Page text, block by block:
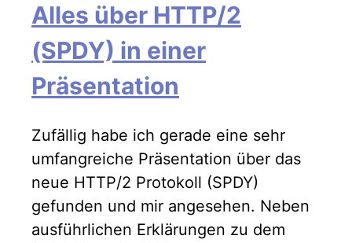
Alles über HTTP/2
(SPDY) in einer
Präsentation
Zufällig habe ich gerade eine sehr
umfangreiche Präsentation über das
neue HTTP/2 Protokoll (SPDY)
gefunden und mir angesehen. Neben
ausführlichen Erklärungen zu dem